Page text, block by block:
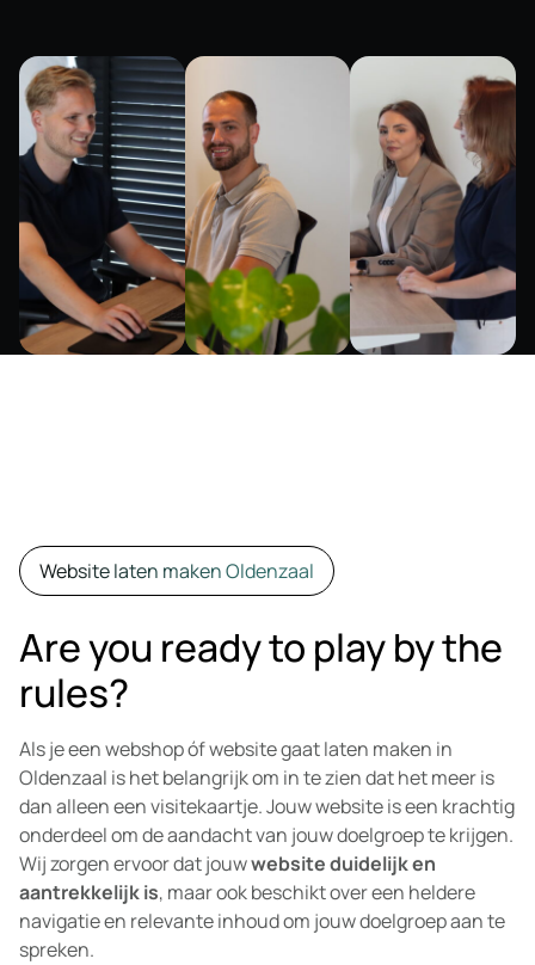
Website laten maken Oldenzaal
Are you ready to play by the
rules?
Als je een webshop óf website gaat laten maken in
Oldenzaal is het belangrijk om in te zien dat het meer is
dan alleen een visitekaartje. Jouw website is een krachtig
onderdeel om de aandacht van jouw doelgroep te krijgen.
Wij zorgen ervoor dat jouwwebsite duidelijk en
aantrekkelijk is, maar ook beschikt over een heldere
navigatie en relevante inhoud om jouw doelgroep aan te
spreken.